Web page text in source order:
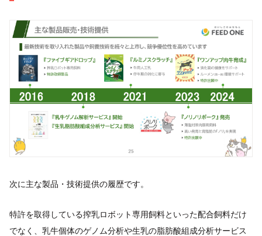
次に主な製品・技術提供の履歴です。
特許を取得している搾乳ロボット専用飼料といった配合飼料だけ
でなく、乳牛個体のゲノム分析や生乳の脂肪酸組成分析サービス